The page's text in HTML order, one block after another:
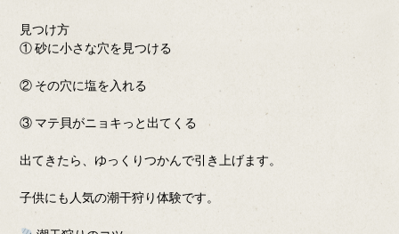
見つけ方
① 砂に小さな穴を見つける
② その穴に塩を入れる
③ マテ貝がニョキっと出てくる
出てきたら、ゆっくりつかんで引き上げます。
子供にも人気の潮干狩り体験です。